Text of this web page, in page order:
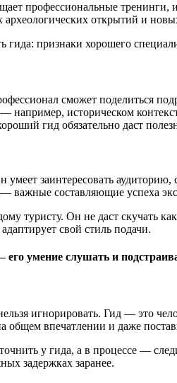
профессиональные тренинги,
открытий и
сможет поделиться
историческом
гид обязательно даст
заинтересовать
важные составляющие успеха
Он не даст скучать
свой стиль подачи.
умение слушать и
игнорировать. Гид — это
общем впечатлении и даже
у гида, а в процессе —
задержках заранее.